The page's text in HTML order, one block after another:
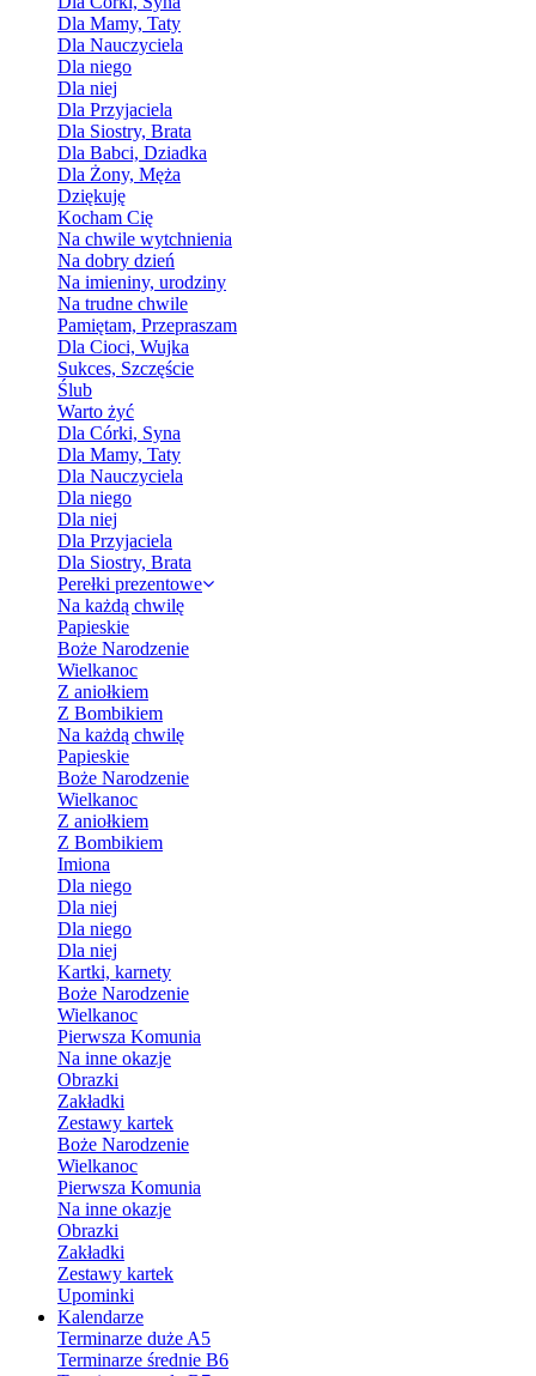
Dla Mamy, Taty
Dla Nauczyciela
Dla niego
Dla niej
Dla Przyjaciela
Dla Siostry, Brata
Dla Babci, Dziadka
Dla Żony, Męża
Dziękuję
Kocham Cię
Na chwile wytchnienia
Na dobry dzień
Na imieniny, urodziny
Na trudne chwile
Pamiętam, Przepraszam
Dla Cioci, Wujka
Sukces, Szczęście
Ślub
Warto żyć
Dla Córki, Syna
Dla Mamy, Taty
Dla Nauczyciela
Dla niego
Dla niej
Dla Przyjaciela
Dla Siostry, Brata
Perełki prezentowe
Na każdą chwilę
Papieskie
Boże Narodzenie
Wielkanoc
Z aniołkiem
Z Bombikiem
Na każdą chwilę
Papieskie
Boże Narodzenie
Wielkanoc
Z aniołkiem
Z Bombikiem
Imiona
Dla niego
Dla niej
Dla niego
Dla niej
Kartki, karnety
Boże Narodzenie
Wielkanoc
Pierwsza Komunia
Na inne okazje
Obrazki
Zakładki
Zestawy kartek
Boże Narodzenie
Wielkanoc
Pierwsza Komunia
Na inne okazje
Obrazki
Zakładki
Zestawy kartek
Upominki
Kalendarze
Terminarze duże A5
Terminarze średnie B6